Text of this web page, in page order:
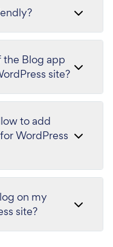
the Blog app
site?
to add
WordPress
on my
site?